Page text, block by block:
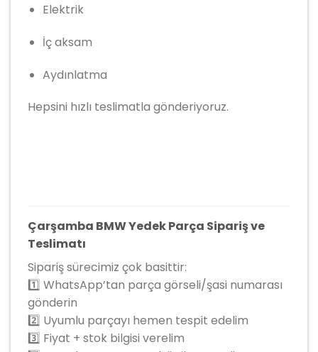
Elektrik
İç aksam
Aydınlatma
Hepsini hızlı teslimatla gönderiyoruz.
Çarşamba BMW Yedek Parça Sipariş ve
Teslimatı
Sipariş sürecimiz çok basittir:
1️⃣ WhatsApp’tan parça görseli/şasi numarası
gönderin
2️⃣ Uyumlu parçayı hemen tespit edelim
3️⃣ Fiyat + stok bilgisi verelim